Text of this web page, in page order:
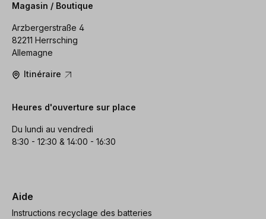
Magasin / Boutique
Arzbergerstraße 4
82211 Herrsching
Allemagne
Itinéraire
Heures d'ouverture sur place
Du lundi au vendredi
8:30 - 12:30 & 14:00 - 16:30
Aide
Instructions recyclage des batteries